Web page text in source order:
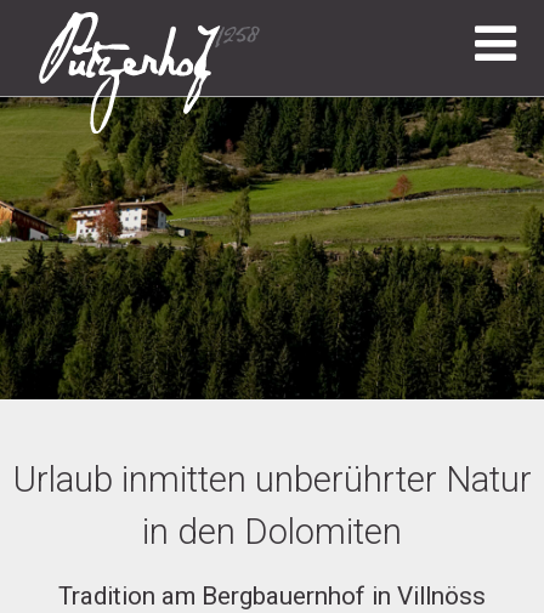
Urlaub inmitten unberührter Natur
in den Dolomiten
Tradition am Bergbauernhof in Villnöss